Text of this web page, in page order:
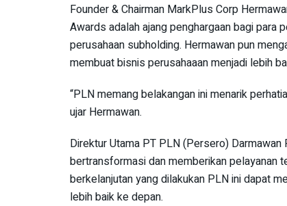
Founder & Chairman MarkPlus Corp
Awards adalah ajang penghargaan bagi para
perusahaan subholding. Hermawan pun
membuat bisnis perusahaaan menjadi lebih
“PLN memang belakangan ini menarik
ujar Hermawan.
Direktur Utama PT PLN (Persero)
bertransformasi dan memberikan pelayanan
berkelanjutan yang dilakukan PLN ini dapat
lebih baik ke depan.